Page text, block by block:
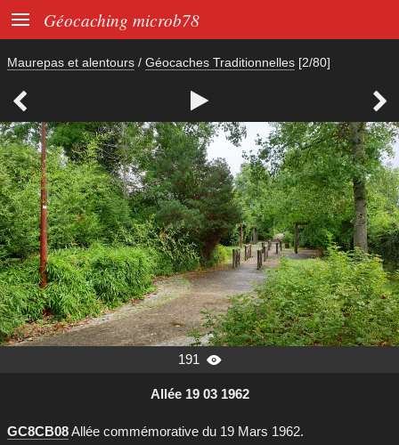
 Géocaching microb78
Maurepas et alentours / Géocaches Traditionnelles [2/80]
  
191 
Allée 19 03 1962
GC8CB08Allée commémorative du 19 Mars 1962.